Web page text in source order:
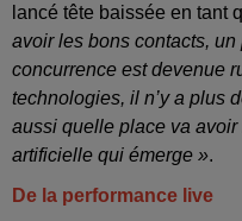
lancé tête baissée en tant
avoir les bons contacts,
concurrence est devenue
technologies, il n’y a plus
aussi quelle place va avoir
artificielle qui émerge ».
De la performance live